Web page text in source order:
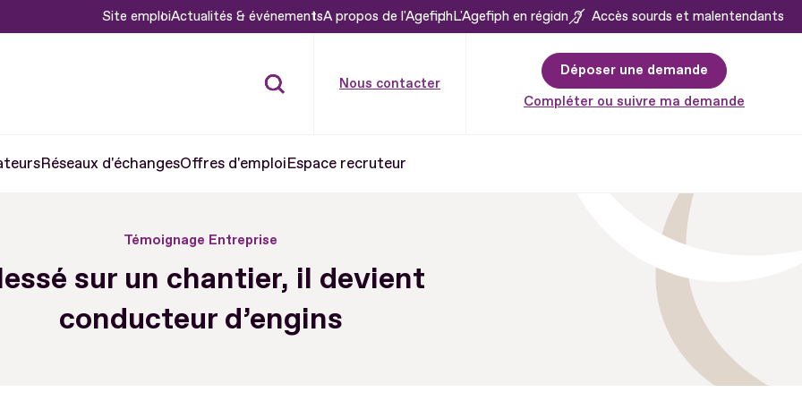
Site emploiActualités & événementsA propos de l'AgefiphL'Agefiph en région Accès sourds et malentendants
Nous contacter
Déposer une demande
Compléter ou suivre ma demande
Réseaux d'échangesOffres d'emploiEspace recruteur
Témoignage Entreprise
sur un chantier, il devient
conducteur d’engins